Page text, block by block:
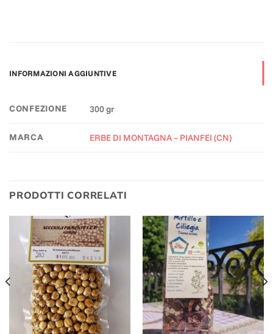
INFORMAZIONI AGGIUNTIVE
CONFEZIONE 300 gr
MARCA ERBE DI MONTAGNA – PIANFEI (CN)
PRODOTTI CORRELATI